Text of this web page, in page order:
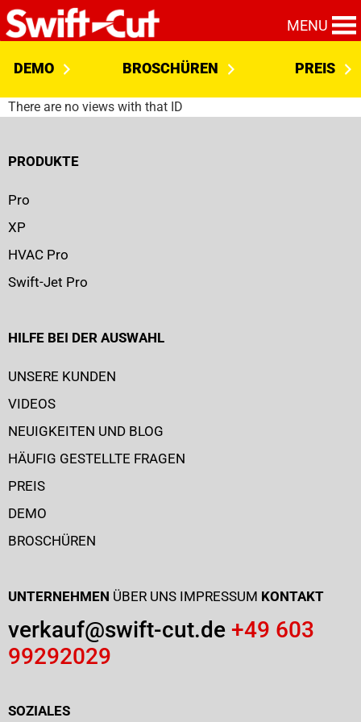
MENU
DEMO BROSCHÜREN PREIS
There are no views with that ID
PRODUKTE
Pro
XP
HVAC Pro
Swift-Jet Pro
HILFE BEI DER AUSWAHL
UNSERE KUNDEN
VIDEOS
NEUIGKEITEN UND BLOG
HÄUFIG GESTELLTE FRAGEN
PREIS
DEMO
BROSCHÜREN
UNTERNEHMEN ÜBER UNS IMPRESSUM KONTAKT
verkauf@swift-cut.de +49 603
99292029
SOZIALES